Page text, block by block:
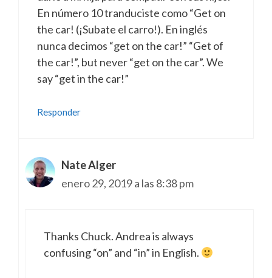
En número 10 tranduciste como “Get on
the car! (¡Subate el carro!). En inglés
nunca decimos “get on the car!” “Get of
the car!”, but never “get on the car”. We
say “get in the car!”
Responder
Nate Alger
enero 29, 2019 a las 8:38 pm
Thanks Chuck. Andrea is always
confusing “on” and “in” in English.